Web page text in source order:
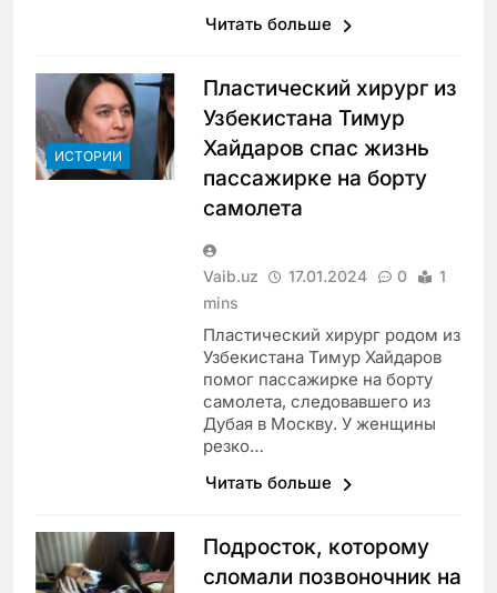
Читать больше
ИСТОРИИ
Пластический хирург из
Узбекистана Тимур
Хайдаров спас жизнь
пассажирке на борту
самолета
Vaib.uz 17.01.2024 0
1
mins
Пластический хирург родом из
Узбекистана Тимур Хайдаров
помог пассажирке на борту
самолета, следовавшего из
Дубая в Москву. У женщины
резко…
Читать больше
Подросток, которому
сломали позвоночник на